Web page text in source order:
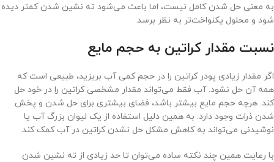
به معنی حل شدن کامل نیست، اما باعث می‌شود ته نشین شدن کمتر دیده
شود و محلول یکنواخت‌تر به نظر برسد.
نسبت مقدار کراتین به حجم مایع
اگر مقدار زیادی پودر کراتین را در حجم کمی آب بریزید، طبیعی است که
همه آن حل نشود. آب فقط می‌تواند مقدار مشخصی کراتین را در خود حل
کند. هرچه حجم مایع بیشتر باشد، فضای بیشتری برای حل شدن و پخش
شدن ذرات وجود دارد. به همین دلیل استفاده از یک لیوان بزرگ آب یا
نوشیدنی می‌تواند به کاهش مشکل حل نشدن کراتین در آب کمک کند.
با رعایت همین چند نکته ساده می‌توان تا حد زیادی از ته نشین شدن